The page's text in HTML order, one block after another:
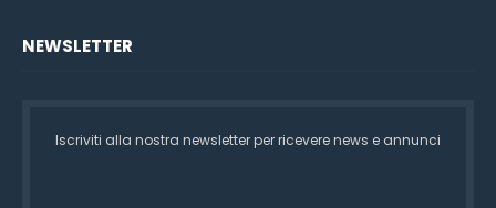
NEWSLETTER
Iscriviti alla nostra newsletter per ricevere news e annunci